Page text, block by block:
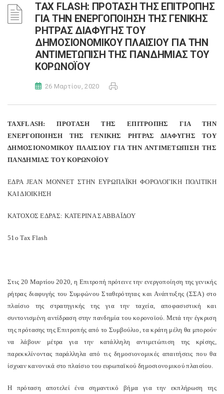
TAX FLASH: ΠΡΟΤΑΣΗ ΤΗΣ ΕΠΙΤΡΟΠΗΣ
ΓΙΑ ΤΗΝ ΕΝΕΡΓΟΠΟΙΗΣΗ ΤΗΣ ΓΕΝΙΚΗΣ
ΡΗΤΡΑΣ ΔΙΑΦΥΓΗΣ ΤΟΥ
ΔΗΜΟΣΙΟΝΟΜΙΚΟΥ ΠΛΑΙΣΙΟΥ ΓΙΑ ΤΗΝ
ΑΝΤΙΜΕΤΩΠΙΣΗ ΤΗΣ ΠΑΝΔΗΜΙΑΣ ΤΟΥ
ΚΟΡΩΝΟΪΟΥ
26 Μαρτίου, 2020
TAXFLASH: ΠΡΟΤΑΣΗ ΤΗΣ ΕΠΙΤΡΟΠΗΣ ΓΙΑ ΤΗΝ
ΕΝΕΡΓΟΠΟΙΗΣΗ ΤΗΣ ΓΕΝΙΚΗΣ ΡΗΤΡΑΣ ΔΙΑΦΥΓΗΣ ΤΟΥ
ΔΗΜΟΣΙΟΝΟΜΙΚΟΥ ΠΛΑΙΣΙΟΥ ΓΙΑ ΤΗΝ ΑΝΤΙΜΕΤΩΠΙΣΗ ΤΗΣ
ΠΑΝΔΗΜΙΑΣ ΤΟΥ ΚΟΡΩΝΟΪΟΥ
ΕΔΡΑ JEAN MONNET ΣΤΗΝ ΕΥΡΩΠΑΪΚΗ ΦΟΡΟΛΟΓΙΚΗ ΠΟΛΙΤΙΚΗ
ΚΑΙ ΔΙΟΙΚΗΣΗ
ΚΑΤΟΧΟΣ ΕΔΡΑΣ: ΚΑΤΕΡΙΝΑ ΣΑΒΒΑΪΔΟΥ
51ο Tax Flash
Στις 20 Μαρτίου 2020, η Επιτροπή πρότεινε την ενεργοποίηση της γενικής
ρήτρας διαφυγής του Συμφώνου Σταθερότητας και Ανάπτυξης (ΣΣΑ) στο
πλαίσιο της στρατηγικής της για την ταχεία, αποφασιστική και
συντονισμένη αντίδραση στην πανδημία του κορονοϊού. Μετά την έγκριση
της πρότασης της Επιτροπής από το Συμβούλιο, τα κράτη μέλη θα μπορούν
να λάβουν μέτρα για την κατάλληλη αντιμετώπιση της κρίσης,
παρεκκλίνοντας παράλληλα από τις δημοσιονομικές απαιτήσεις που θα
ίσχυαν κανονικά στο πλαίσιο του ευρωπαϊκού δημοσιονομικού πλαισίου.
Η πρόταση αποτελεί ένα σημαντικό βήμα για την εκπλήρωση της